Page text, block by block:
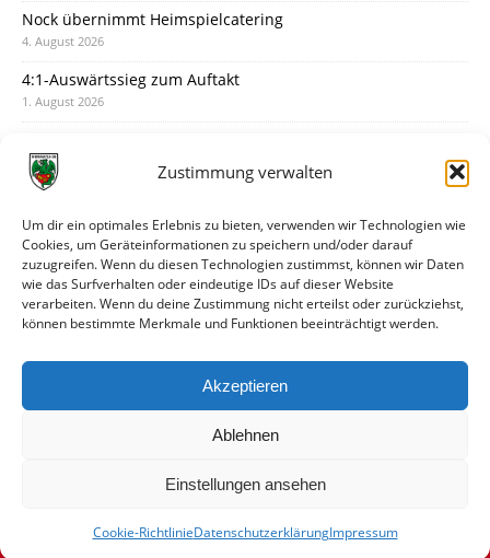
Zustimmung verwalten
Um dir ein optimales Erlebnis zu bieten, verwenden wir Technologien wie
Cookies, um Geräteinformationen zu speichern und/oder darauf
zuzugreifen. Wenn du diesen Technologien zustimmst, können wir Daten
wie das Surfverhalten oder eindeutige IDs auf dieser Website
verarbeiten. Wenn du deine Zustimmung nicht erteilst oder zurückziehst,
können bestimmte Merkmale und Funktionen beeinträchtigt werden.
Akzeptieren
Ablehnen
Einstellungen ansehen
Cookie-RichtlinieDatenschutzerklärungImpressum
Nock übernimmt Heimspielcatering
4. August 2026
4:1-Auswärtssieg zum Auftakt
1. August 2026
31. Juli 2026
30. Juli 2026
Deine Spielminute: 89+1
28. Juli 2026
Neuer Rückensponsor
Neue Podcast-Folge: So tickt Björn!
27. Juli 2026
© VfR Wormatia Worms